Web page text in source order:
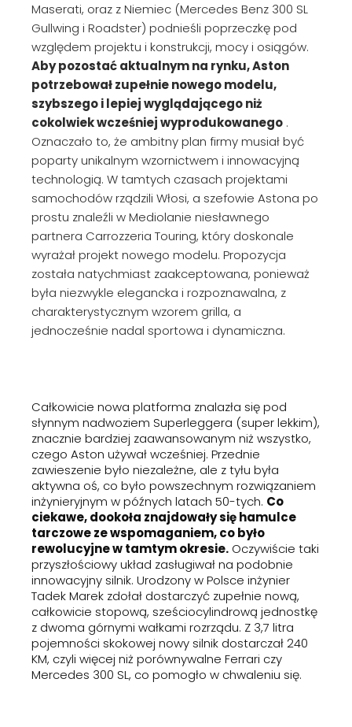
Maserati, oraz z Niemiec (Mercedes Benz 300 SL
Gullwing i Roadster) podnieśli poprzeczkę pod
względem projektu i konstrukcji, mocy i osiągów.
Aby pozostać aktualnym na rynku, Aston
potrzebował zupełnie nowego modelu,
szybszego i lepiej wyglądającego niż
cokolwiek wcześniej wyprodukowanego .
Oznaczało to, że ambitny plan firmy musiał być
poparty unikalnym wzornictwem i innowacyjną
technologią. W tamtych czasach projektami
samochodów rządzili Włosi, a szefowie Astona po
prostu znaleźli w Mediolanie niesławnego
partnera Carrozzeria Touring, który doskonale
wyrażał projekt nowego modelu. Propozycja
została natychmiast zaakceptowana, ponieważ
była niezwykle elegancka i rozpoznawalna, z
charakterystycznym wzorem grilla, a
jednocześnie nadal sportowa i dynamiczna.
Całkowicie nowa platforma znalazła się pod
słynnym nadwoziem Superleggera (super lekkim),
znacznie bardziej zaawansowanym niż wszystko,
czego Aston używał wcześniej. Przednie
zawieszenie było niezależne, ale z tyłu była
aktywna oś, co było powszechnym rozwiązaniem
inżynieryjnym w późnych latach 50-tych. Co
ciekawe, dookoła znajdowały się hamulce
tarczowe ze wspomaganiem, co było
rewolucyjne w tamtym okresie. Oczywiście taki
przyszłościowy układ zasługiwał na podobnie
innowacyjny silnik. Urodzony w Polsce inżynier
Tadek Marek zdołał dostarczyć zupełnie nową,
całkowicie stopową, sześciocylindrową jednostkę
z dwoma górnymi wałkami rozrządu. Z 3,7 litra
pojemności skokowej nowy silnik dostarczał 240
KM, czyli więcej niż porównywalne Ferrari czy
Mercedes 300 SL, co pomogło w chwaleniu się.